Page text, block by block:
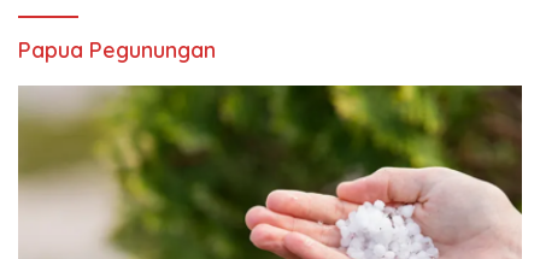
Papua Pegunungan